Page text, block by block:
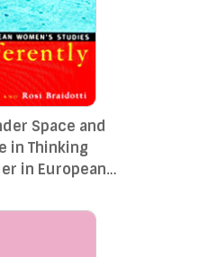
Space and
in Thinking
in European